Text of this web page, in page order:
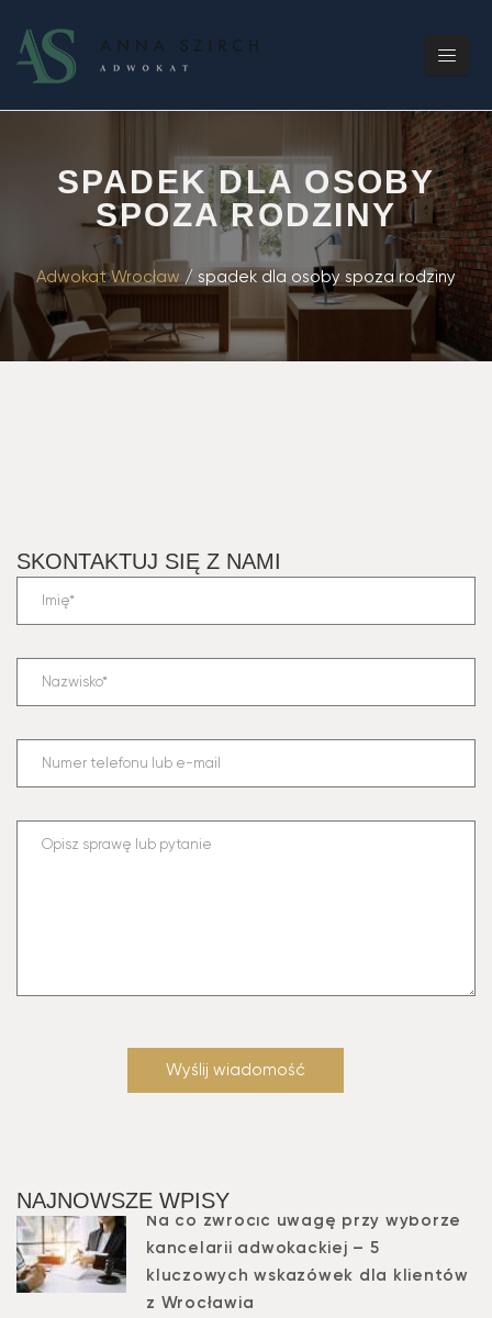
SPADEK DLA OSOBY
SPOZA RODZINY
Adwokat Wrocław / spadek dla osoby spoza rodziny
SKONTAKTUJ SIĘ Z NAMI
NAJNOWSZE WPISY
Na co zwrócić uwagę przy wyborze
kancelarii adwokackiej – 5
kluczowych wskazówek dla klientów
z Wrocławia